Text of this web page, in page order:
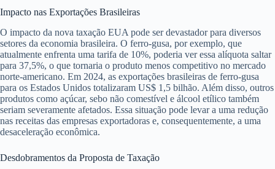
Impacto nas Exportações Brasileiras
O impacto da nova taxação EUA pode ser devastador para diversos
setores da economia brasileira. O ferro-gusa, por exemplo, que
atualmente enfrenta uma tarifa de 10%, poderia ver essa alíquota saltar
para 37,5%, o que tornaria o produto menos competitivo no mercado
norte-americano. Em 2024, as exportações brasileiras de ferro-gusa
para os Estados Unidos totalizaram US$ 1,5 bilhão. Além disso, outros
produtos como açúcar, sebo não comestível e álcool etílico também
seriam severamente afetados. Essa situação pode levar a uma redução
nas receitas das empresas exportadoras e, consequentemente, a uma
desaceleração econômica.
Desdobramentos da Proposta de Taxação